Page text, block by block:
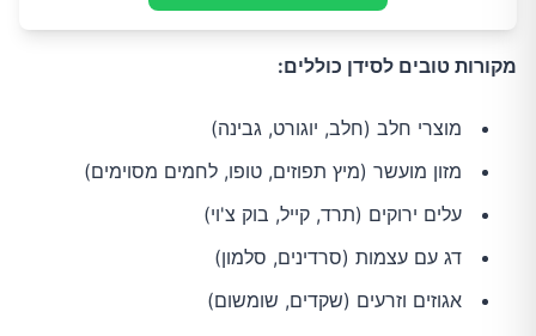
מקורות טובים לסידן כוללים:
מוצרי חלב (חלב, יוגורט, גבינה)
מזון מועשר (מיץ תפוזים, טופו, לחמים מסוימים)
עלים ירוקים (תרד, קייל, בוק צ'וי)
דג עם עצמות (סרדינים, סלמון)
אגוזים וזרעים (שקדים, שומשום)